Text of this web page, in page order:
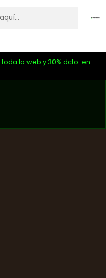
toda la web y 30% dcto. en